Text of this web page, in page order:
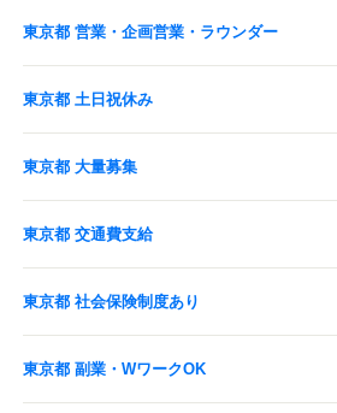
東京都 営業・企画営業・ラウンダー
東京都 土日祝休み
東京都 大量募集
東京都 交通費支給
東京都 社会保険制度あり
東京都 副業・WワークOK